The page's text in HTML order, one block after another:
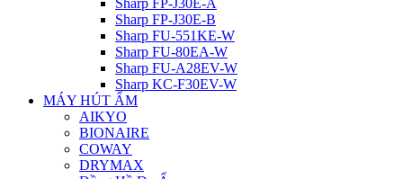
Sharp FP-J30E-A
Sharp FP-J30E-B
Sharp FU-551KE-W
Sharp FU-80EA-W
Sharp FU-A28EV-W
Sharp KC-F30EV-W
MÁY HÚT ẨM
AIKYO
BIONAIRE
COWAY
DRYMAX